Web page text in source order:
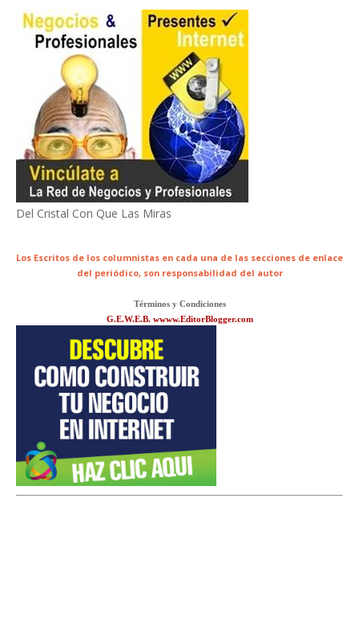
Del Cristal Con Que Las Miras
Los Escritos de los columnistas en cada una de las secciones de enlace
del periódico, son responsabilidad del autor
Términos y Condiciones
G.E.W.E.B. wwww.EditorBlogger.com